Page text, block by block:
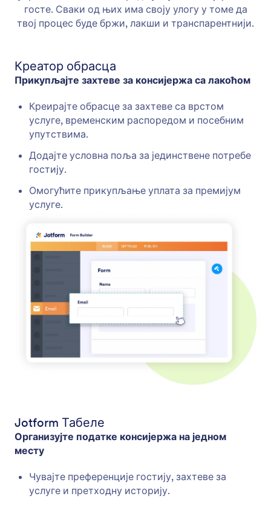
госте. Сваки од њих има своју улогу у томе да
твој процес буде бржи, лакши и транспарентнији.
Креатор обрасца
Прикупљајте захтеве за консијержа са лакоћом
Креирајте обрасце за захтеве са врстом
услуге, временским распоредом и посебним
упутствима.
Додајте условна поља за јединствене потребе
гостију.
Омогућите прикупљање уплата за премијум
услуге.
Jotform Табеле
Организујте податке консијержа на једном
месту
Чувајте преференције гостију, захтеве за
услуге и претходну историју.